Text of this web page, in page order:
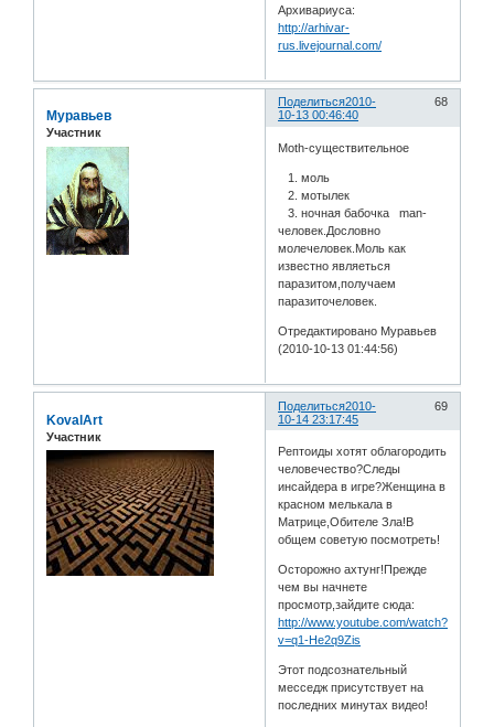
Архивариуса:
http://arhivar-
rus.livejournal.com/
Поделиться 68
2010-
10-13 00:46:40
Муравьев
Участник
Moth-существительное
1. моль
2. мотылек
3. ночная бабочка man-
человек.Дословно
молечеловек.Моль как
известно являеться
паразитом,получаем
паразиточеловек.
Отредактировано Муравьев
(2010-10-13 01:44:56)
Поделиться 69
2010-
10-14 23:17:45
KovalArt
Участник
Рептоиды хотят облагородить
человечество?Следы
инсайдера в игре?Женщина в
красном мелькала в
Матрице,Обителе Зла!В
общем советую посмотреть!
Осторожно ахтунг!Прежде
чем вы начнете
просмотр,зайдите сюда:
http://www.youtube.com/watch?
v=q1-He2q9Zis
Этот подсознательный
месседж присутствует на
последних минутах видео!